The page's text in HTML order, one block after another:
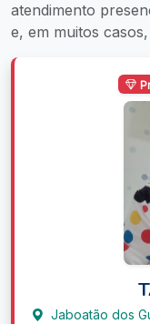
atendimento
e, em muitos
Jaboatão dos